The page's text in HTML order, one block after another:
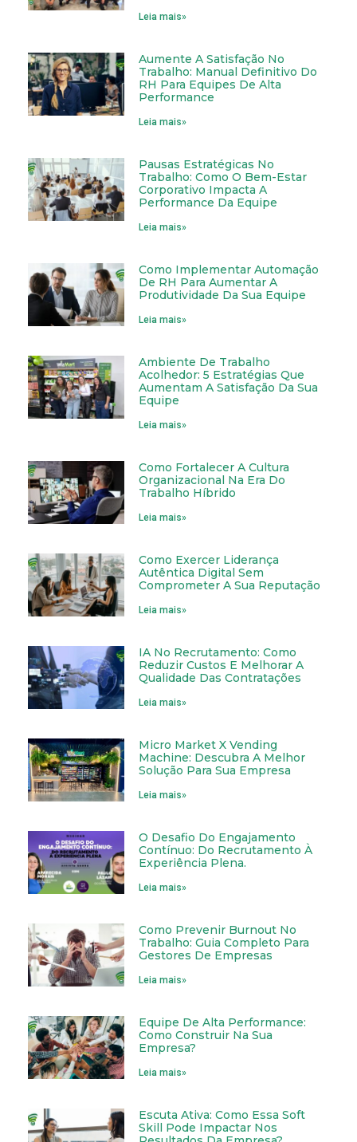
Leia mais»
Aumente A Satisfação No
Trabalho: Manual Definitivo Do
RH Para Equipes De Alta
Performance
Leia mais»
Pausas Estratégicas No
Trabalho: Como O Bem-Estar
Corporativo Impacta A
Performance Da Equipe
Leia mais»
Como Implementar Automação
De RH Para Aumentar A
Produtividade Da Sua Equipe
Leia mais»
Ambiente De Trabalho
Acolhedor: 5 Estratégias Que
Aumentam A Satisfação Da Sua
Equipe
Leia mais»
Como Fortalecer A Cultura
Organizacional Na Era Do
Trabalho Híbrido
Leia mais»
Como Exercer Liderança
Autêntica Digital Sem
Comprometer A Sua Reputação
Leia mais»
IA No Recrutamento: Como
Reduzir Custos E Melhorar A
Qualidade Das Contratações
Leia mais»
Micro Market X Vending
Machine: Descubra A Melhor
Solução Para Sua Empresa
Leia mais»
O Desafio Do Engajamento
Contínuo: Do Recrutamento À
Experiência Plena.
Leia mais»
Como Prevenir Burnout No
Trabalho: Guia Completo Para
Gestores De Empresas
Leia mais»
Equipe De Alta Performance:
Como Construir Na Sua
Empresa?
Leia mais»
Escuta Ativa: Como Essa Soft
Skill Pode Impactar Nos